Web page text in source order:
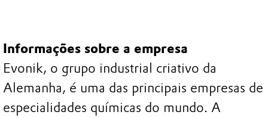
Informações sobre a empresa
Evonik, o grupo industrial criativo da
Alemanha, é uma das principais empresas de
especialidades químicas do mundo. A